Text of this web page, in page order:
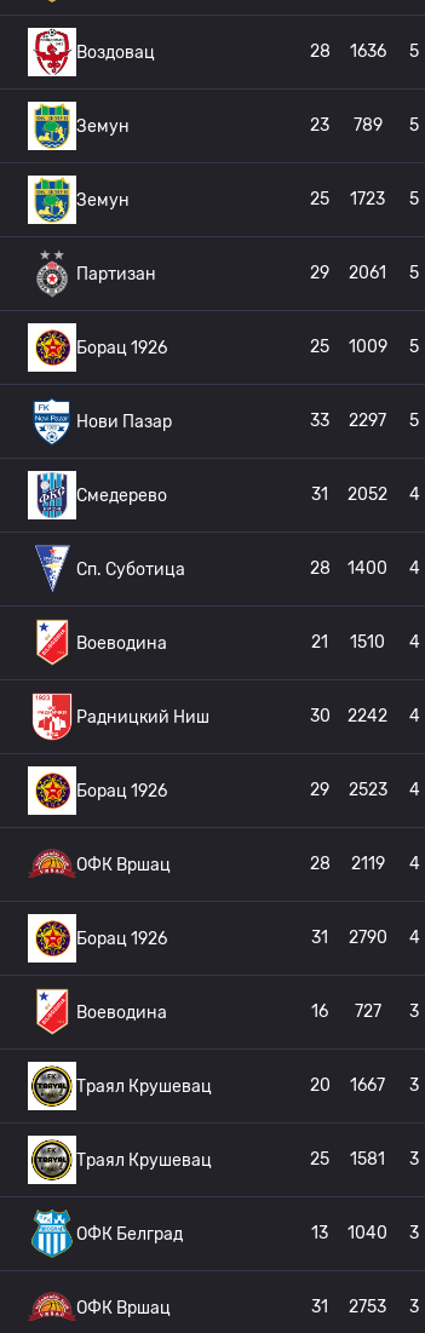
Воздовац 28 1636 5
Земун 23 789 5
Земун 25 1723 5
Партизан 29 2061 5
Борац 1926 25 1009 5
Нови Пазар 33 2297 5
Смедерево 31 2052 4
Сп. Суботица 28 1400 4
Воеводина 21 1510 4
Радницкий Ниш 30 2242 4
Борац 1926 29 2523 4
ОФК Вршац 28 2119 4
Борац 1926 31 2790 4
Воеводина 16 727 3
Траял Крушевац 20 1667 3
Траял Крушевац 25 1581 3
ОФК Белград 13 1040 3
ОФК Вршац 31 2753 3